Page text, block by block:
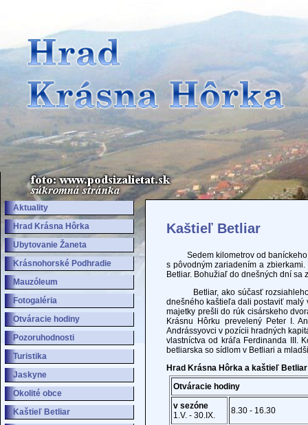
Aktuality
Hrad Krásna Hôrka
Ubytovanie Žaneta
Krásnohorské Podhradie
Mauzóleum
Fotogaléria
Otváracie hodiny
Pozoruhodnosti
Turistika
Jaskyne
Okolité obce
Kaštieľ Betliar
Kaštieľ Betliar
Sedem kilometrov od baníckeho
s pôvodným zariadením a
Betliar. Bohužiaľ do dnešných dní sa
Betliar, ako súčasť rozsiahleho
dnešného kaštieľa dali postaviť malý
majetky prešli do rúk cisárskeho
Krásnu Hôrku prevelený Peter I.
Andrássyovci v pozícii hradných
vlastníctva od kráľa Ferdinanda III.
betliarska so sídlom v Betliari a
Hrad Krásna Hôrka a kaštieľ
Otváracie hodiny
v sezóne
1.V. - 30.IX.
8.30 - 16.30